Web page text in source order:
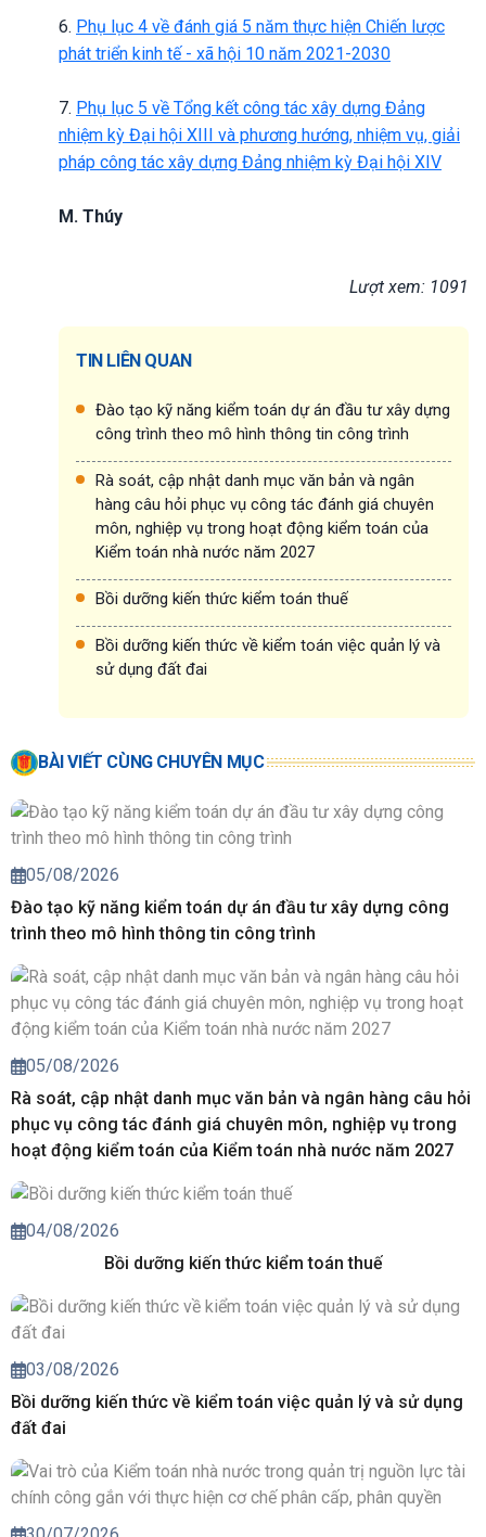
6. Phụ lục 4 về đánh giá 5 năm thực hiện Chiến lược
phát triển kinh tế - xã hội 10 năm 2021-2030
7. Phụ lục 5 về Tổng kết công tác xây dựng Đảng
nhiệm kỳ Đại hội XIII và phương hướng, nhiệm vụ, giải
pháp công tác xây dựng Đảng nhiệm kỳ Đại hội XIV
M. Thúy
Lượt xem: 1091
TIN LIÊN QUAN
Đào tạo kỹ năng kiểm toán dự án đầu tư xây dựng
công trình theo mô hình thông tin công trình
Rà soát, cập nhật danh mục văn bản và ngân
hàng câu hỏi phục vụ công tác đánh giá chuyên
môn, nghiệp vụ trong hoạt động kiểm toán của
Kiểm toán nhà nước năm 2027
Bồi dưỡng kiến thức kiểm toán thuế
Bồi dưỡng kiến thức về kiểm toán việc quản lý và
sử dụng đất đai
BÀI VIẾT CÙNG CHUYÊN MỤC
05/08/2026
Đào tạo kỹ năng kiểm toán dự án đầu tư xây dựng công
trình theo mô hình thông tin công trình
05/08/2026
Rà soát, cập nhật danh mục văn bản và ngân hàng câu hỏi
phục vụ công tác đánh giá chuyên môn, nghiệp vụ trong
hoạt động kiểm toán của Kiểm toán nhà nước năm 2027
04/08/2026
Bồi dưỡng kiến thức kiểm toán thuế
03/08/2026
Bồi dưỡng kiến thức về kiểm toán việc quản lý và sử dụng
đất đai